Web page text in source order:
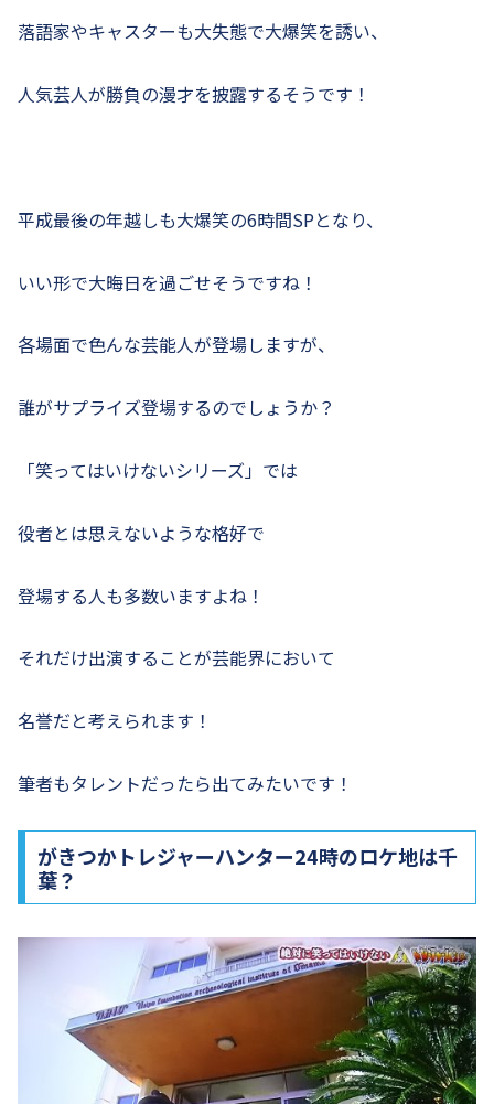
落語家やキャスターも大失態で大爆笑を誘い、
人気芸人が勝負の漫才を披露するそうです！
平成最後の年越しも大爆笑の6時間SPとなり、
いい形で大晦日を過ごせそうですね！
各場面で色んな芸能人が登場しますが、
誰がサプライズ登場するのでしょうか？
「笑ってはいけないシリーズ」では
役者とは思えないような格好で
登場する人も多数いますよね！
それだけ出演することが芸能界において
名誉だと考えられます！
筆者もタレントだったら出てみたいです！
がきつかトレジャーハンター24時のロケ地は千
葉？